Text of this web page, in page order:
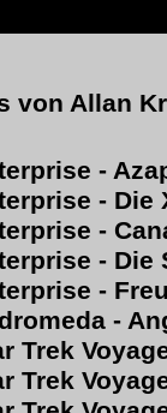
von Allan
-
- Die
-
- Die
-
-
Trek
Trek